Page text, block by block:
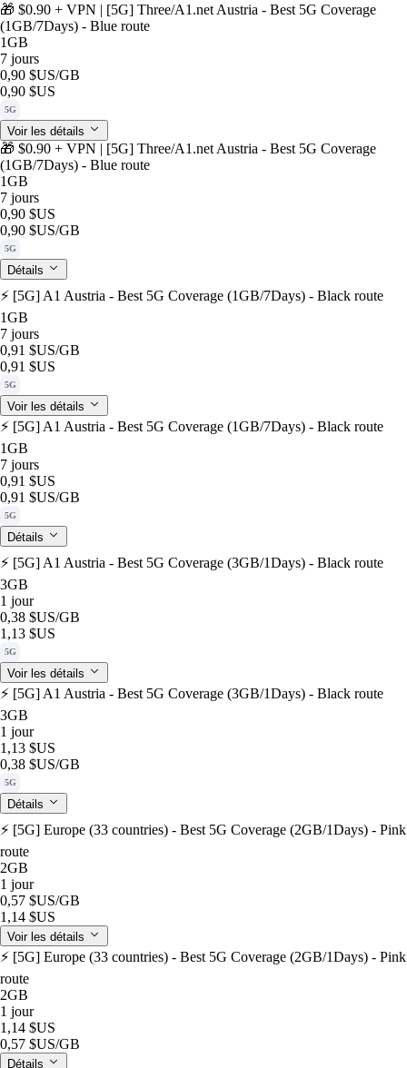
🎁 $0.90 + VPN | [5G] Three/A1.net Austria - Best 5G Coverage
(1GB/7Days) - Blue route
1GB
7 jours
0,90 $US/GB
0,90 $US
5G
Voir les détails
🎁 $0.90 + VPN | [5G] Three/A1.net Austria - Best 5G Coverage
(1GB/7Days) - Blue route
1GB
7 jours
0,90 $US
0,90 $US/GB
5G
Détails
⚡️ [5G] A1 Austria - Best 5G Coverage (1GB/7Days) - Black route
1GB
7 jours
0,91 $US/GB
0,91 $US
5G
Voir les détails
⚡️ [5G] A1 Austria - Best 5G Coverage (1GB/7Days) - Black route
1GB
7 jours
0,91 $US
0,91 $US/GB
5G
Détails
⚡️ [5G] A1 Austria - Best 5G Coverage (3GB/1Days) - Black route
3GB
1 jour
0,38 $US/GB
1,13 $US
5G
Voir les détails
⚡️ [5G] A1 Austria - Best 5G Coverage (3GB/1Days) - Black route
3GB
1 jour
1,13 $US
0,38 $US/GB
5G
Détails
⚡️ [5G] Europe (33 countries) - Best 5G Coverage (2GB/1Days) - Pink
route
2GB
1 jour
0,57 $US/GB
1,14 $US
Voir les détails
⚡️ [5G] Europe (33 countries) - Best 5G Coverage (2GB/1Days) - Pink
route
2GB
1 jour
1,14 $US
0,57 $US/GB
Détails